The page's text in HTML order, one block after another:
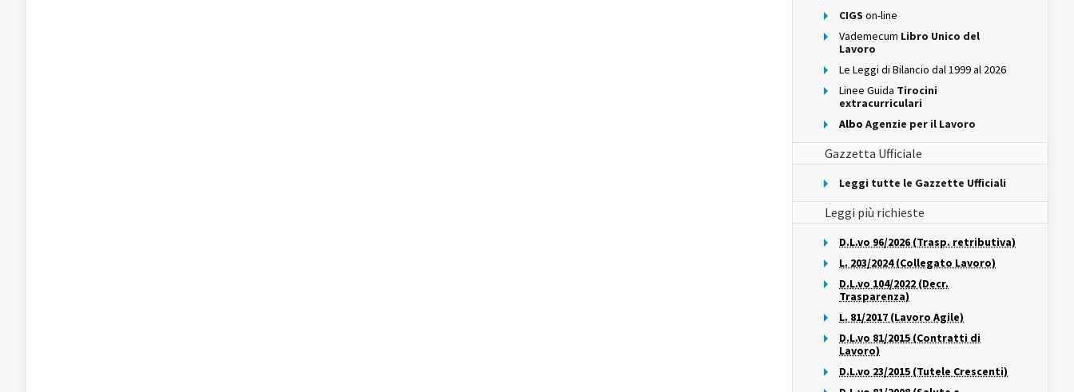
CIGS on-line
Vademecum Libro Unico del
Lavoro
Le Leggi di Bilancio dal 1999 al 2026
Linee Guida Tirocini
extracurriculari
Albo Agenzie per il Lavoro
Gazzetta Ufficiale
Leggi tutte le Gazzette Ufficiali
Leggi più richieste
D.L.vo 96/2026 (Trasp. retributiva)
L. 203/2024 (Collegato Lavoro)
D.L.vo 104/2022 (Decr.
Trasparenza)
L. 81/2017 (Lavoro Agile)
D.L.vo 81/2015 (Contratti di
Lavoro)
D.L.vo 23/2015 (Tutele Crescenti)